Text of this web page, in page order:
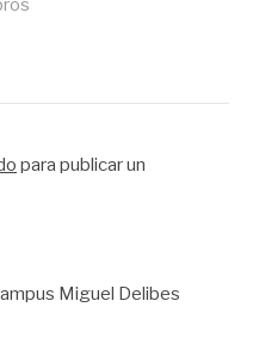
para publicar un
Miguel Delibes